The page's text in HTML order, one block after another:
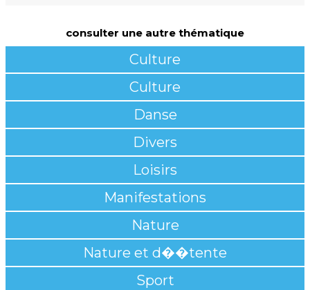
consulter une autre thématique
Culture
Culture
Danse
Divers
Loisirs
Manifestations
Nature
Nature et d��tente
Sport